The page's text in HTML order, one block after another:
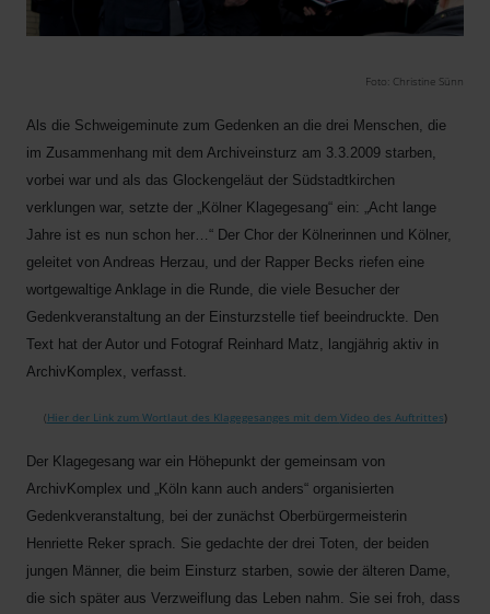
Foto: Christine Sünn
Als die Schweigeminute zum Gedenken an die drei Menschen, die
im Zusammenhang mit dem Archiveinsturz am 3.3.2009 starben,
vorbei war und als das Glockengeläut der Südstadtkirchen
verklungen war, setzte der „Kölner Klagegesang“ ein: „Acht lange
Jahre ist es nun schon her…“ Der Chor der Kölnerinnen und Kölner,
geleitet von Andreas Herzau, und der Rapper Becks riefen eine
wortgewaltige Anklage in die Runde, die viele Besucher der
Gedenkveranstaltung an der Einsturzstelle tief beeindruckte. Den
Text hat der Autor und Fotograf Reinhard Matz, langjährig aktiv in
ArchivKomplex, verfasst.
(Hier der Link zum Wortlaut des Klagegesanges mit dem Video des Auftrittes)
Der Klagegesang war ein Höhepunkt der gemeinsam von
ArchivKomplex und „Köln kann auch anders“ organisierten
Gedenkveranstaltung, bei der zunächst Oberbürgermeisterin
Henriette Reker sprach. Sie gedachte der drei Toten, der beiden
jungen Männer, die beim Einsturz starben, sowie der älteren Dame,
die sich später aus Verzweiflung das Leben nahm. Sie sei froh, dass